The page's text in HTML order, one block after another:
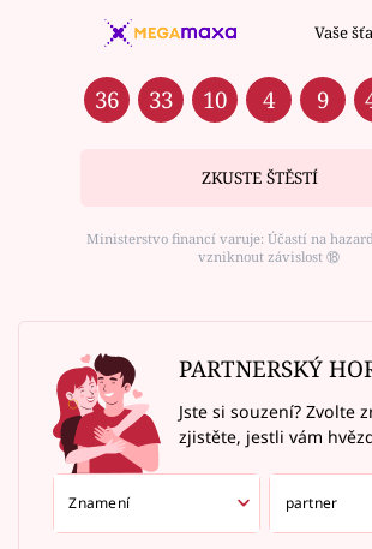
Vaše
36 33 10 4 9
ZKUSTE ŠTĚSTÍ
Ministerstvo financí varuje: Účastí na
vzniknout závislost ⑱
PARTNERSKÝ
Jste si souzení? Zvolte
zjistěte, jestli vám